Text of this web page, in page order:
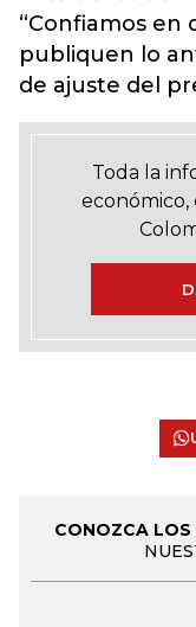
“Confiamos en
publiquen lo
de ajuste del
Toda la
económico,
CONOZCA LOS